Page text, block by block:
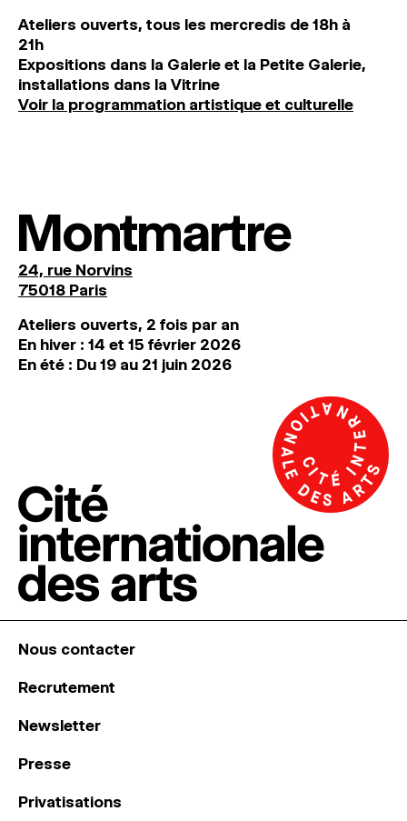
Ateliers ouverts, tous les mercredis de 18h à
21h
Expositions dans la Galerie et la Petite Galerie,
installations dans la Vitrine
Voir la programmation artistique et culturelle
Montmartre
24, rue Norvins
75018 Paris
Ateliers ouverts, 2 fois par an
En hiver : 14 et 15 février 2026
En été : Du 19 au 21 juin 2026
Nous contacter
Recrutement
Newsletter
Presse
Privatisations